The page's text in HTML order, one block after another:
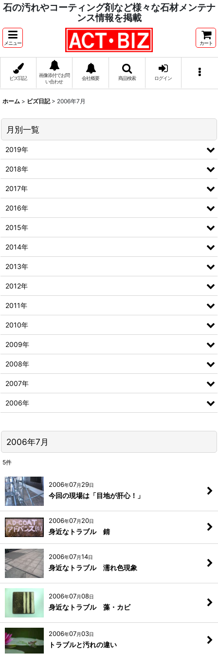
石の汚れやコーティング剤など様々な石材メンテナ
ンス情報を掲載
メニュー カート
ビズ日記
画像添付でお問
い合わせ
会社概要 商品検索 ログイン
ホーム > ビズ日記 > 2006年7月
2006年7月
5件
2006年07月 29日
今回の現場は「目地が肝心！」
2006年07月 20日
身近なトラブル 錆
2006年07月14日
身近なトラブル 濡れ色現象
2006年07月08日
身近なトラブル 藻・カビ
2006年07月03日
トラブルと汚れの違い
月別一覧
2019年
2018年
2017年
2016年
2015年
2014年
2013年
2012年
2011年
2010年
2009年
2008年
2007年
2006年